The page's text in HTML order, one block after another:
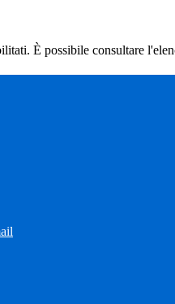
È possibile consultare